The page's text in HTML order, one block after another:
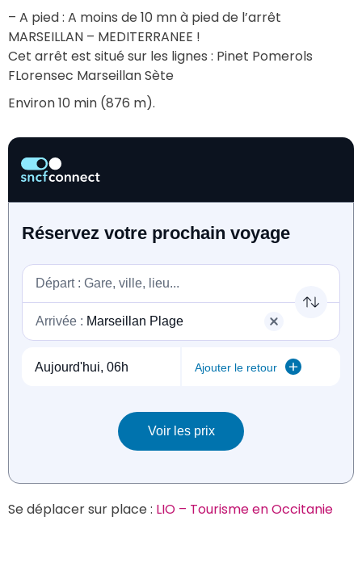
– A pied : A moins de 10 mn à pied de l’arrêt
MARSEILLAN – MEDITERRANEE !
Cet arrêt est situé sur les lignes : Pinet Pomerols
FLorensec Marseillan Sète
Environ 10 min (876 m).
Se déplacer sur place : LIO – Tourisme en Occitanie